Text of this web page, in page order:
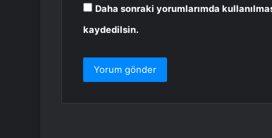
Daha sonraki yorumlarımda
kaydedilsin.